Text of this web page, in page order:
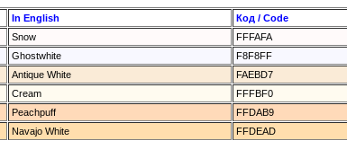
In English
Код / Сode
Snow
FFFAFA
Ghostwhite
F8F8FF
Antique White
FAEBD7
Cream
FFFBF0
Peachpuff
FFDAB9
Navajo White
FFDEAD